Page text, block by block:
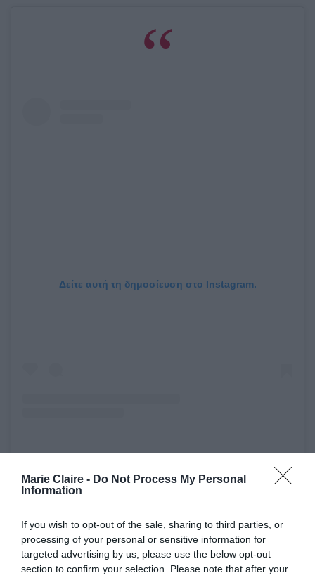
Marie Claire - Do Not Process My Personal
Information
If you wish to opt-out of the sale, sharing to third parties, or
processing of your personal or sensitive information for
targeted advertising by us, please use the below opt-out
section to confirm your selection. Please note that after your
Δείτε αυτή τη δημοσίευση στο Instagram.
Η δημοσίευση κοινοποιήθηκε από το χρήστη Dior Official (@dior)